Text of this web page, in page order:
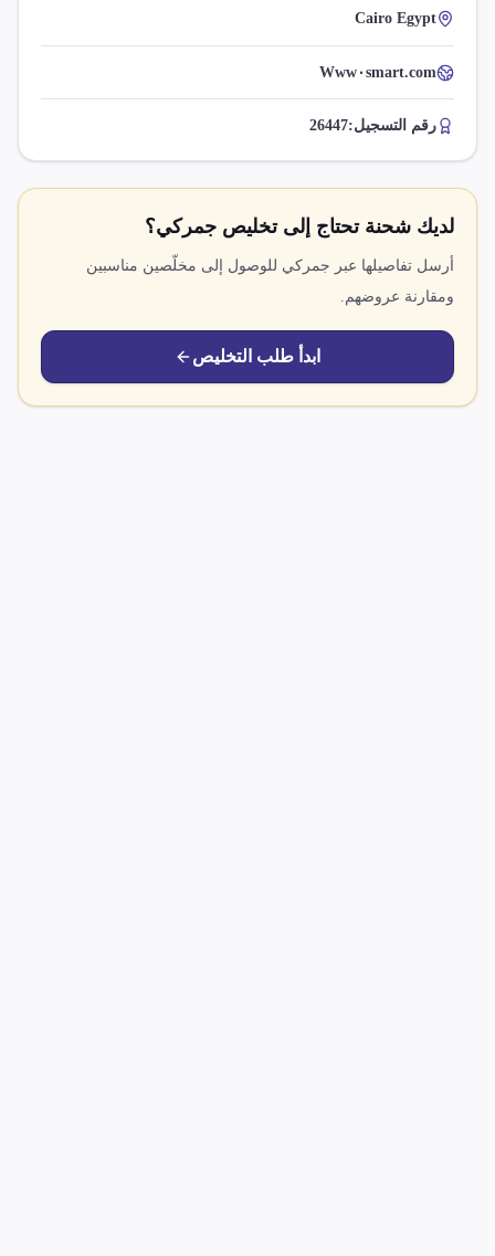
Cairo Egypt
Www۰smart.com
رقم التسجيل:26447
لديك شحنة تحتاج إلى تخليص جمركي؟
أرسل تفاصيلها عبر جمركي للوصول إلى مخلّصين مناسبين
ومقارنة عروضهم.
ابدأ طلب التخليص